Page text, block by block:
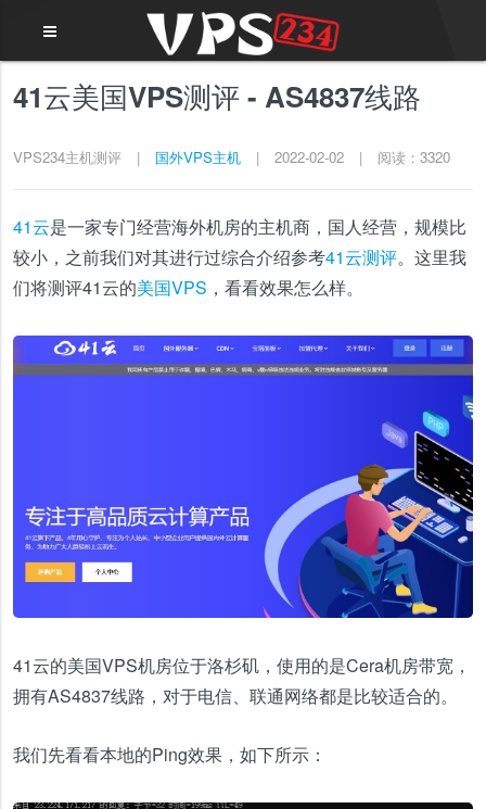
41云美国VPS测评 - AS4837线路
VPS234主机测评 | 国外VPS主机 | 2022-02-02 | 阅读：3320
41云是一家专门经营海外机房的主机商，国人经营，规模比
较小，之前我们对其进行过综合介绍参考41云测评。这里我
们将测评41云的美国VPS ，看看效果怎么样。
41云的美国VPS机房位于洛杉矶，使用的是Cera机房带宽，
拥有AS4837线路，对于电信、联通网络都是比较适合的。
我们先看看本地的Ping效果，如下所示：